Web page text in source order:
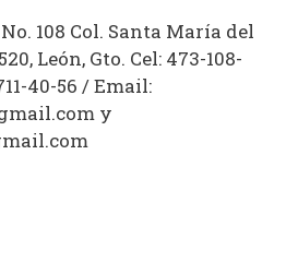
108 Col. Santa María del
León, Gto. Cel: 473-108-
40-56 / Email:
y